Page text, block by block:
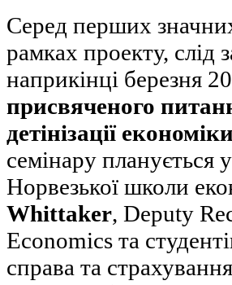
Серед перших значних
рамках проекту,
наприкінці березня
присвяченого
детінізації
семінару планується
Норвезької школи
Whittaker, Deputy
Economics та
справа та